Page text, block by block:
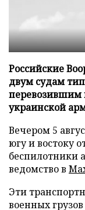
Российские
двум судам
перевозившим
украинской
Вечером 5
югу и востоку
беспилотники
ведомство в
Эти
военных